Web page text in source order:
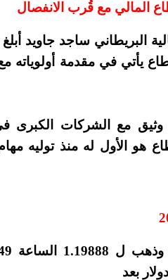
المالي مع قُرب الانفصال
البريطاني ساجد جاويد
يأتي في مقدمة أولوياته
وثيق مع الشركات الكبرى
هو الأول له منذ توليه
بعد